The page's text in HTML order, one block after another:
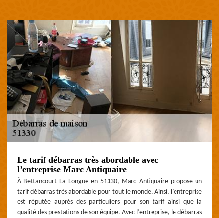
Le tarif débarras très abordable avec
l’entreprise Marc Antiquaire
À Bettancourt La Longue en 51330, Marc Antiquaire propose un
tarif débarras très abordable pour tout le monde. Ainsi, l’entreprise
est réputée auprès des particuliers pour son tarif ainsi que la
qualité des prestations de son équipe. Avec l’entreprise, le débarras